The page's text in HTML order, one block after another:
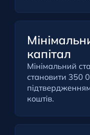
капітал
Мінімальний
становити 350
коштів.